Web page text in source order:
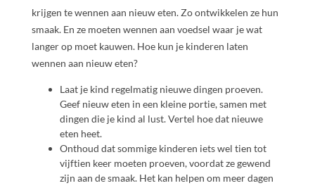
krijgen te wennen aan nieuw eten. Zo ontwikkelen ze hun
smaak. En ze moeten wennen aan voedsel waar je wat
langer op moet kauwen. Hoe kun je kinderen laten
wennen aan nieuw eten?
Laat je kind regelmatig nieuwe dingen proeven.
Geef nieuw eten in een kleine portie, samen met
dingen die je kind al lust. Vertel hoe dat nieuwe
eten heet.
Onthoud dat sommige kinderen iets wel tien tot
vijftien keer moeten proeven, voordat ze gewend
zijn aan de smaak. Het kan helpen om meer dagen